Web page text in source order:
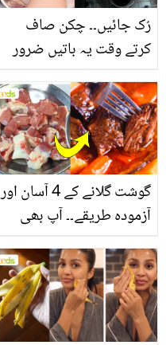
رُک جائیں۔۔ چکن صاف
کرتے وقت یہ باتیں ضرور
گوشت گلانے کے 4 آسان اور
آزمودہ طریقے۔۔ آپ بھی
بتائے راز